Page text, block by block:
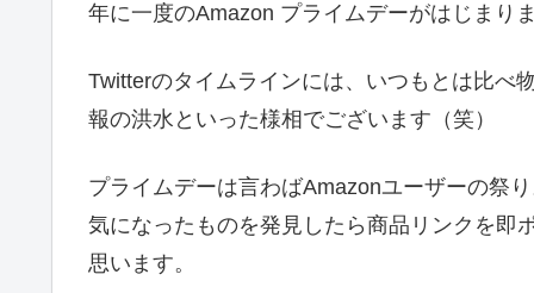
年に一度のAmazon プライムデーがはじまり
Twitterのタイムラインには、いつもとは比べ
報の洪水といった様相でございます（笑）
プライムデーは言わばAmazonユーザーの祭
気になったものを発見したら商品リンクを即
思います。